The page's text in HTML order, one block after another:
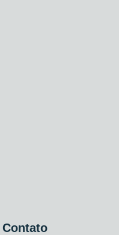
Contato